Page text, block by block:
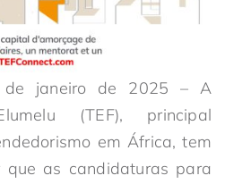
de janeiro de 2025 – A
(TEF), principal
em África, tem
que as candidaturas para